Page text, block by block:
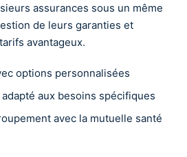
assurances sous un même
de leurs garanties et
avantageux.
options personnalisées
aux besoins spécifiques
avec la mutuelle santé